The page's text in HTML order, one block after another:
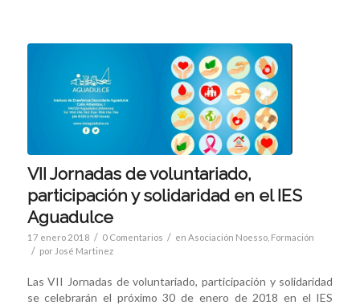
VII Jornadas de voluntariado,
participación y solidaridad en el IES
Aguadulce
17 enero 2018 / 0 Comentarios / en Asociación Noesso, Formación
/ por José Martinez
Las VII Jornadas de voluntariado, participación y solidaridad
se celebrarán el próximo 30 de enero de 2018 en el IES